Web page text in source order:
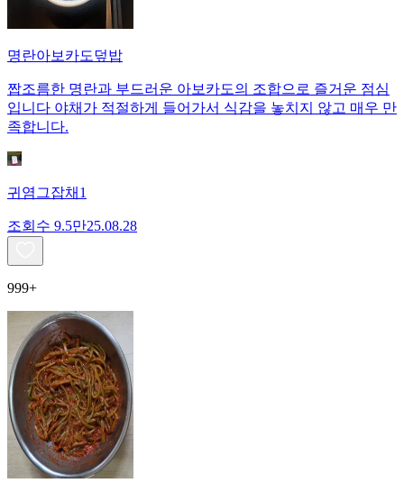
명란아보카도덮밥
짭조름한 명란과 부드러운 아보카도의 조합으로 즐거운 점심
입니다 야채가 적절하게 들어가서 식감을 놓치지 않고 매우 만
족합니다.
귀염그잡채1
조회수 9.5만25.08.28
999+